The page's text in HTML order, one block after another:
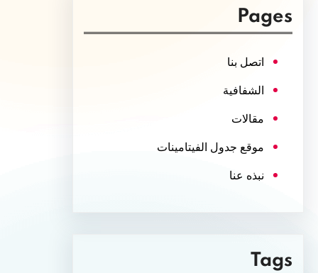
Pages
اتصل بنا
الشفافية
مقالات
موقع جدول الفيتامينات
نبذه عنا
Tags